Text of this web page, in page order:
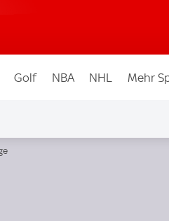
Golf NBA NHL Mehr